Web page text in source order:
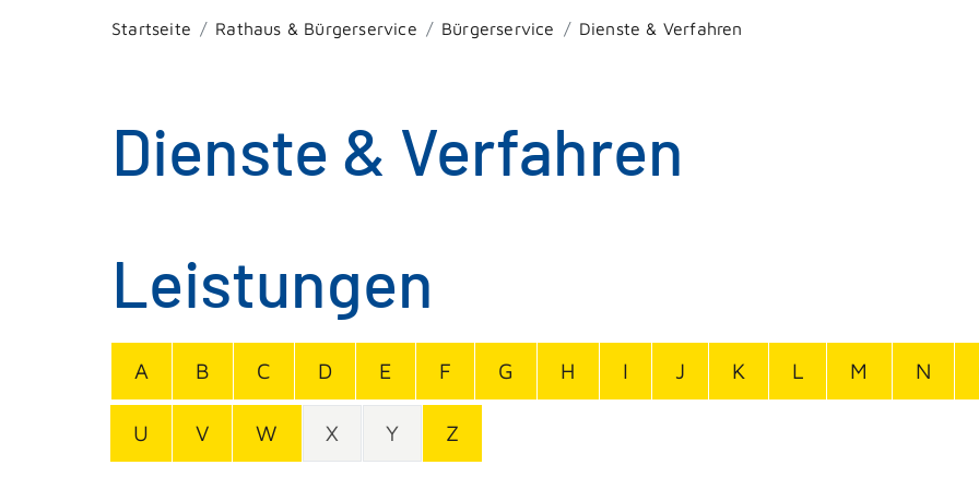
Startseite Rathaus & Bürgerservice Bürgerservice Dienste & Verfahren
Dienste & Verfahren
Leistungen
A B C D E F G H I J K L M N
U V W X Y Z